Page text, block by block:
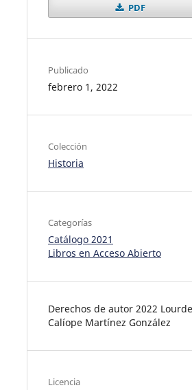
PDF
Publicado
febrero 1, 2022
Colección
Historia
Categorías
Catálogo 2021
Libros en Acceso Abierto
Derechos de autor 2022
Calíope Martínez González
Licencia